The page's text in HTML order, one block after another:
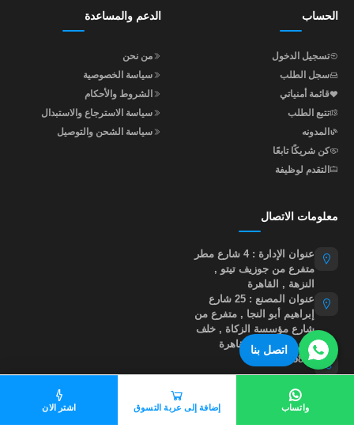
اتصل بنا
واتساب إضافة إلى عربة التسوق اشتر الان
الحساب
تسجيل الدخول
سجل الطلب
قائمة أمنياتي
تتبع الطلب
المدونه
كن شريكًا تابعًا
التقدم لوظيفة
الدعم والمساعدة
من نحن
سياسة الخصوصية
الشروط والأحكام
سياسة الاسترجاع والاستبدال
سياسة الشحن والتوصيل
معلومات الاتصال
عنوان الإدارة : 4 شارع مطر
متفرع من جوزيف تيتو ,
النزهة , القاهرة
عنوان المصنع : 25 شارع
إبراهيم أبو النجا , متفرع من
شارع مؤسسة الزكاة , خلف
نادي أبو صير , القاهرة
01015535855